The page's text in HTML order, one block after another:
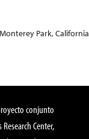
Park, California
conjunto
Center,